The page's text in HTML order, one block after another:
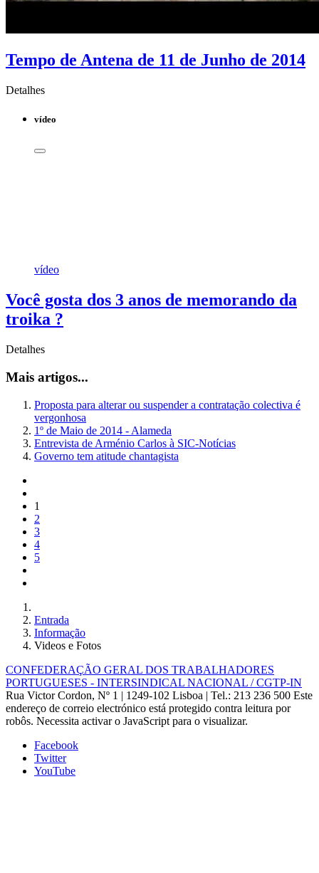
Tempo de Antena de 11 de Junho de 2014
Detalhes
vídeo
vídeo
Você gosta dos 3 anos de memorando da
troika ?
Detalhes
Mais artigos...
Proposta para alterar ou suspender a contratação colectiva é
vergonhosa
1º de Maio de 2014 - Alameda
Entrevista de Arménio Carlos à SIC-Notícias
Governo tem atitude chantagista
1
2
3
4
5
Entrada
Informação
Videos e Fotos
CONFEDERAÇÃO GERAL DOS TRABALHADORES
PORTUGUESES - INTERSINDICAL NACIONAL / CGTP-IN
Rua Victor Cordon, Nº 1 | 1249-102 Lisboa | Tel.: 213 236 500 Este
endereço de correio electrónico está protegido contra leitura por
robôs. Necessita activar o JavaScript para o visualizar.
Facebook
Twitter
YouTube